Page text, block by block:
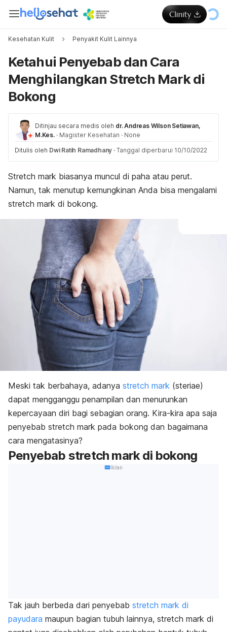
Kesehatan Kulit Penyakit Kulit Lainnya
Ketahui Penyebab dan Cara
Menghilangkan Stretch Mark di
Bokong
Ditinjau secara medis oleh dr. Andreas Wilson Setiawan,
M.Kes. · Magister Kesehatan · None
Ditulis oleh Dwi Ratih Ramadhany · Tanggal diperbarui 10/10/2022
Stretch mark biasanya muncul di paha atau perut.
Namun, tak menutup kemungkinan Anda bisa mengalami
stretch mark di bokong.
Meski tak berbahaya, adanya stretch mark (steriae)
dapat mengganggu penampilan dan menurunkan
kepercayaan diri bagi sebagian orang. Kira-kira apa saja
penyebab stretch mark pada bokong dan bagaimana
cara mengatasinya?
Penyebab stretch markdi bokong
Iklan
Tak jauh berbeda dari penyebab stretch mark di
payudara maupun bagian tubuh lainnya, stretch mark di